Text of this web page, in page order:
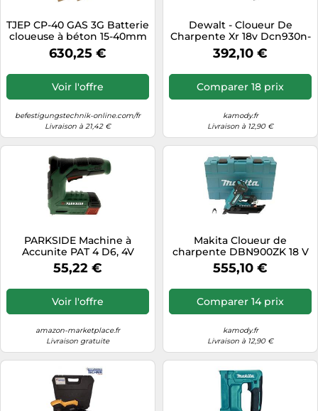
Tondeuses cheveux & barbe
Téléphonie
Téléviseurs
Télévision & vidéo
Électroménager
TJEP CP-40 GAS 3G Batterie
cloueuse à béton 15-40mm
+ clous à béton 15mm Spit
PULSA 40P+
630,25 €
Voir l'offre
befestigungstechnik-online.com/fr
Livraison à 21,42 €
Dewalt - Cloueur De
Charpente Xr 18v Dcn930n-
xj Dewalt
392,10 €
Comparer 18 prix
kamody.fr
Livraison à 12,90 €
PARKSIDE Machine à
Accunite PAT 4 D6, 4V
Lithium-Ion, Inclus Batterie,
Câble de Charge USB C,
Pinces et Clous Agrafeuse
Electrique pour Bricolage,
Décoration, Ménage,
55,22 €
Voir l'offre
amazon-marketplace.fr
Livraison gratuite
Makita Cloueur de
charpente DBN900ZK 18 V
555,10 €
Comparer 14 prix
kamody.fr
Livraison à 12,90 €